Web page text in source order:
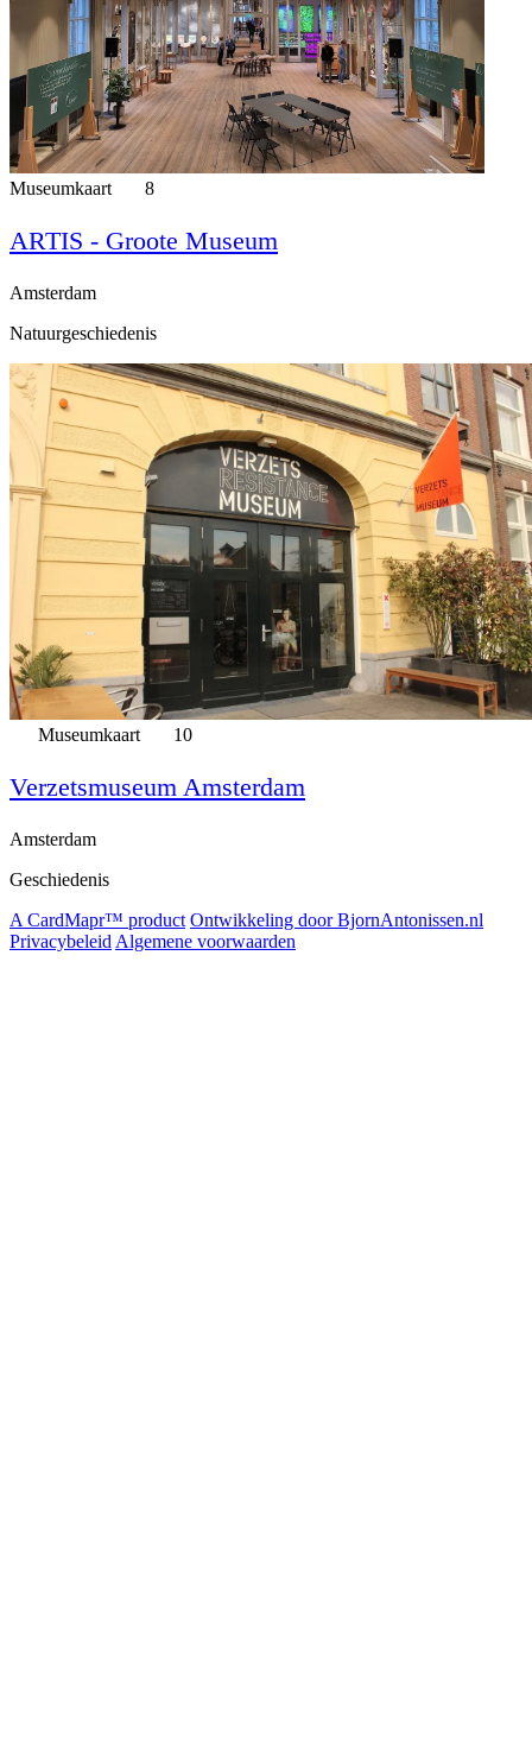
Museumkaart 8
ARTIS - Groote Museum
Amsterdam
Natuurgeschiedenis
Museumkaart 10
Verzetsmuseum Amsterdam
Amsterdam
Geschiedenis
A CardMapr™ product Ontwikkeling door BjornAntonissen.nl
Privacybeleid Algemene voorwaarden